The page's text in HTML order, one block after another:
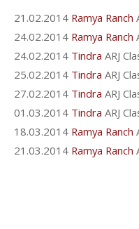
21.02.2014 Ramya Ranch
24.02.2014 Ramya Ranch
24.02.2014 Tindra ARJ
25.02.2014 Tindra ARJ
27.02.2014 Tindra ARJ
01.03.2014 Tindra ARJ
18.03.2014 Ramya Ranch
21.03.2014 Ramya Ranch